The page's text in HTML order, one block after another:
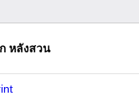
หลังสวน